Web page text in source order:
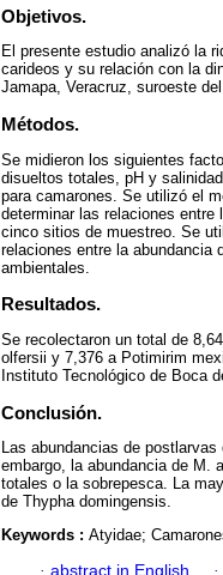
Objetivos.
El presente estudio analizó la
carideos y su relación con la
Jamapa, Veracruz, suroeste
Métodos.
Se midieron los siguientes
disueltos totales, pH y
para camarones. Se utilizó el
determinar las relaciones
cinco sitios de muestreo. Se
relaciones entre la
ambientales.
Resultados.
Se recolectaron un total de
olfersii y 7,376 a Potimirim
Instituto Tecnológico de Boca
Conclusión.
Las abundancias de
embargo, la abundancia de M.
totales o la sobrepesca. La
de Thypha domingensis.
Keywords : Atyidae;
· abstract in English ·